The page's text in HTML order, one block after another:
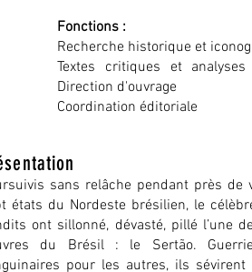
Fonctions :
Recherche historique et
Textes critiques et analyses
Direction d'ouvrage
Coordination éditoriale
sans relâche pendant près
états du Nordeste brésilien, le
ont sillonné, dévasté, pillé l’une
du Brésil : le Sertão.
pour les autres, ils